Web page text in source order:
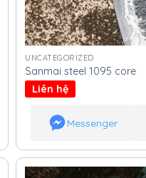
UNCATEGORIZED
Sanmai steel 1095 core
Liên hệ
Messenger